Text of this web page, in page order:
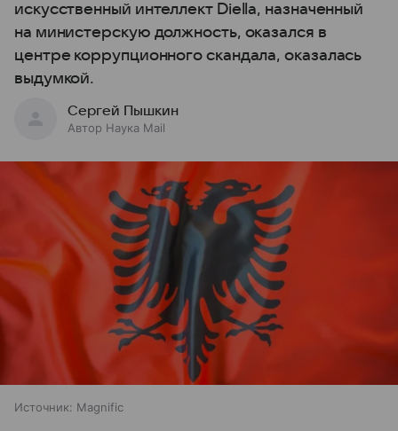
искусственный интеллект Diella, назначенный
на министерскую должность, оказался в
центре коррупционного скандала, оказалась
выдумкой.
Сергей Пышкин
Автор Наука Mail
Источник: Magnific